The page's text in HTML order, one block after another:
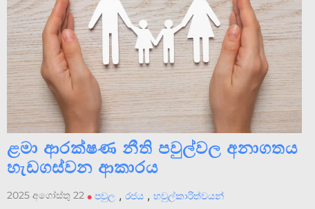
ළමා ආරක්ෂණ නීති පවුල්වල අනාගතය
හැඩගස්වන ආකාරය
2025 අගෝස්තු 22 • පවුල , රජය , හවුල්කාරිත්වයන්